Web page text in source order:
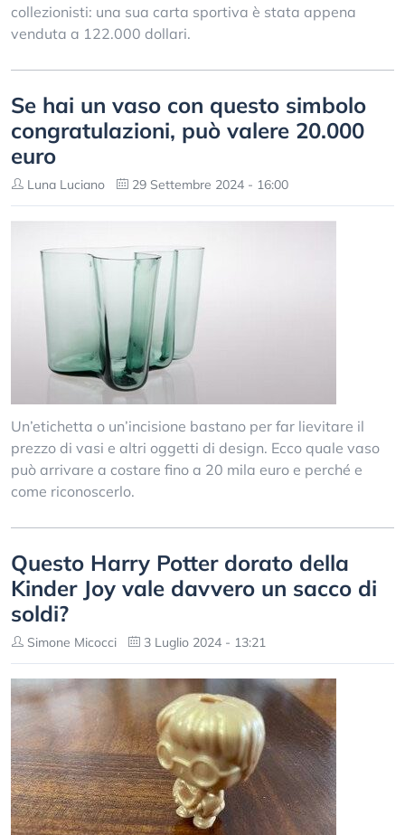
collezionisti: una sua carta sportiva è stata appena
venduta a 122.000 dollari.
Se hai un vaso con questo simbolo
congratulazioni, può valere 20.000
euro
Luna Luciano 29 Settembre 2024 - 16:00
Un’etichetta o un’incisione bastano per far lievitare il
prezzo di vasi e altri oggetti di design. Ecco quale vaso
può arrivare a costare fino a 20 mila euro e perché e
come riconoscerlo.
Questo Harry Potter dorato della
Kinder Joy vale davvero un sacco di
soldi?
Simone Micocci 3 Luglio 2024 - 13:21